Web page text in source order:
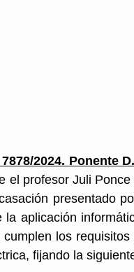
2024. Ponente
el profesor Juli
presentado
aplicación
los
fijando la